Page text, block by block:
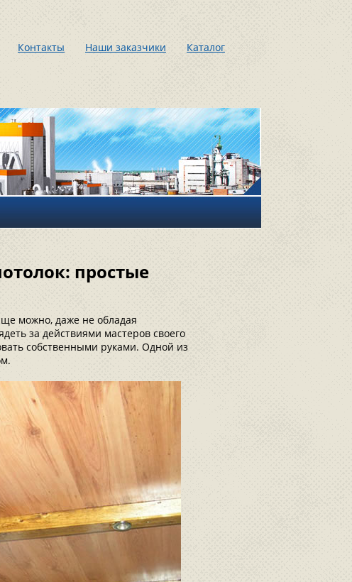
Контакты Наши заказчики Каталог
простые
можно, даже не обладая
за действиями мастеров своего
собственными руками. Одной из